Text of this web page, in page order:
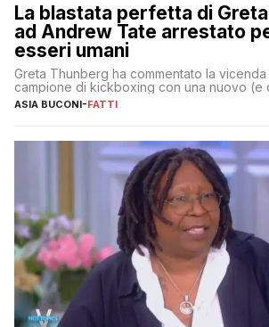
La blastata perfetta di
ad Andrew Tate arrestato
esseri umani
Greta Thunberg ha commentato la vicenda
campione di kickboxing con una nuovo (e
ASIA BUCONI-FATTI